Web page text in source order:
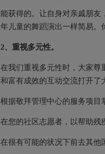
能获得的。让自身对亲戚朋友
年儿童的舞蹈演出一样简易。
2、重视多元性。
在我们重视多元性时，大家尊
和富有成效的互动交流打开了
根据敬拜管理中心的服务项目
在您的社区志愿者，以帮助残
在很有可能的状况下前去其他